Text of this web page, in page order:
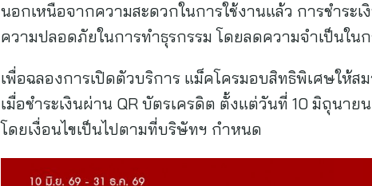
นอกเหนือจากความสะดวกในการใช้งานแล้ว การชำระ
ความปลอดภัยในการทำธุรกรรม โดยลดความจำเป็นใน
เพื่อฉลองการเปิดตัวบริการ แม็คโครมอบสิทธิพิเศษให้ส
เมื่อชำระเงินผ่าน QR บัตรเครดิต ตั้งแต่วันที่ 10 มิถุนา
โดยเงื่อนไขเป็นไปตามที่บริษัทฯ กำหนด